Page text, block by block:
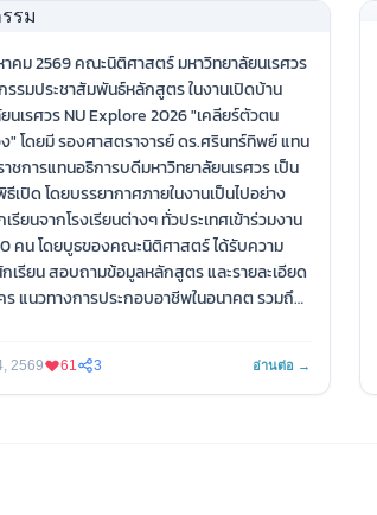
ตร์ #มหาวิทยาลัยนเรศวร #LAWNU
#solaw2
คม 2569 คณะนิติศาสตร์ มหาวิทยาลัยนเรศวร
รมประชาสัมพันธ์หลักสูตร ในงานเปิดบ้าน
นเรศวร NU Explore 2026 "เคลียร์ตัวตน
" โดยมี รองศาสตราจารย์ ดร.ศรินทร์ทิพย์ แทน
าชการแทนอธิการบดีมหาวิทยาลัยนเรศวร เป็น
ธีเปิด โดยบรรยากาศภายในงานเป็นไปอย่าง
ยนจากโรงเรียนต่างๆ ทั่วประเทศเข้าร่วมงาน
คน โดยบูธของคณะนิติศาสตร์ ได้รับความ
เรียน สอบถามข้อมูลหลักสูตร และรายละเอียด
แนวทางการประกอบอาชีพในอนาคต รวมถึง
มหาวิทยาลัยนเรศวร
2569 61 3 อ่านต่อ →